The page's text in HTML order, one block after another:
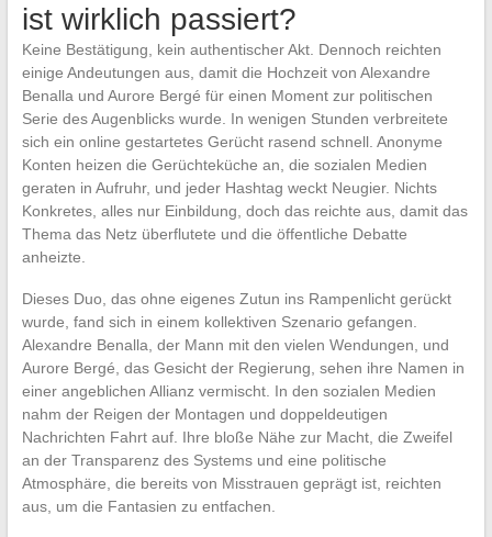
ist wirklich passiert?
Keine Bestätigung, kein authentischer Akt. Dennoch reichten
einige Andeutungen aus, damit die Hochzeit von Alexandre
Benalla und Aurore Bergé für einen Moment zur politischen
Serie des Augenblicks wurde. In wenigen Stunden verbreitete
sich ein online gestartetes Gerücht rasend schnell. Anonyme
Konten heizen die Gerüchteküche an, die sozialen Medien
geraten in Aufruhr, und jeder Hashtag weckt Neugier. Nichts
Konkretes, alles nur Einbildung, doch das reichte aus, damit das
Thema das Netz überflutete und die öffentliche Debatte
anheizte.
Dieses Duo, das ohne eigenes Zutun ins Rampenlicht gerückt
wurde, fand sich in einem kollektiven Szenario gefangen.
Alexandre Benalla, der Mann mit den vielen Wendungen, und
Aurore Bergé, das Gesicht der Regierung, sehen ihre Namen in
einer angeblichen Allianz vermischt. In den sozialen Medien
nahm der Reigen der Montagen und doppeldeutigen
Nachrichten Fahrt auf. Ihre bloße Nähe zur Macht, die Zweifel
an der Transparenz des Systems und eine politische
Atmosphäre, die bereits von Misstrauen geprägt ist, reichten
aus, um die Fantasien zu entfachen.